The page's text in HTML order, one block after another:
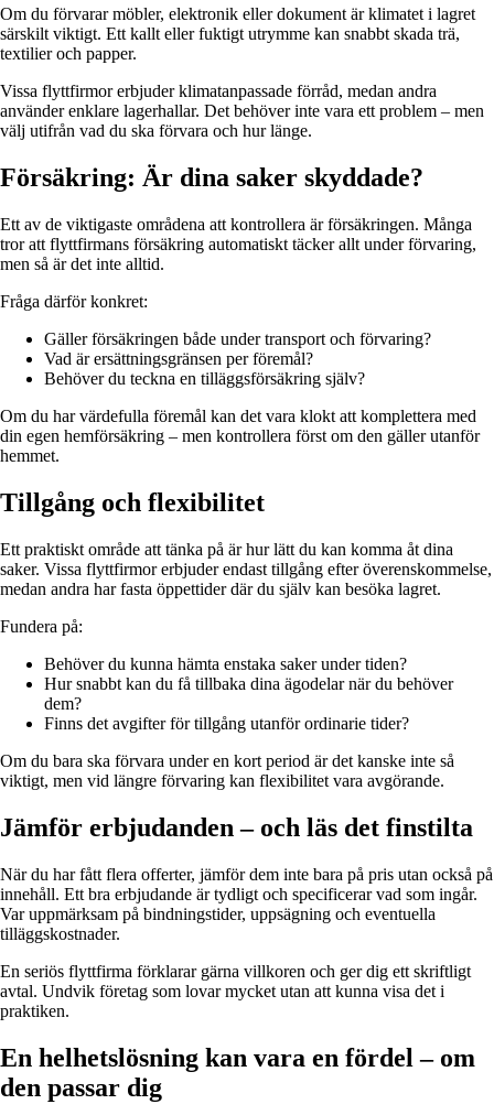
Om du förvarar möbler, elektronik eller dokument är klimatet i lagret
särskilt viktigt. Ett kallt eller fuktigt utrymme kan snabbt skada trä,
textilier och papper.
Vissa flyttfirmor erbjuder klimatanpassade förråd, medan andra
använder enklare lagerhallar. Det behöver inte vara ett problem – men
välj utifrån vad du ska förvara och hur länge.
Försäkring: Är dina saker skyddade?
Ett av de viktigaste områdena att kontrollera är försäkringen. Många
tror att flyttfirmans försäkring automatiskt täcker allt under förvaring,
men så är det inte alltid.
Fråga därför konkret:
Gäller försäkringen både under transport och förvaring?
Vad är ersättningsgränsen per föremål?
Behöver du teckna en tilläggsförsäkring själv?
Om du har värdefulla föremål kan det vara klokt att komplettera med
din egen hemförsäkring – men kontrollera först om den gäller utanför
hemmet.
Tillgång och flexibilitet
Ett praktiskt område att tänka på är hur lätt du kan komma åt dina
saker. Vissa flyttfirmor erbjuder endast tillgång efter överenskommelse,
medan andra har fasta öppettider där du själv kan besöka lagret.
Fundera på:
Behöver du kunna hämta enstaka saker under tiden?
Hur snabbt kan du få tillbaka dina ägodelar när du behöver
dem?
Finns det avgifter för tillgång utanför ordinarie tider?
Om du bara ska förvara under en kort period är det kanske inte så
viktigt, men vid längre förvaring kan flexibilitet vara avgörande.
Jämför erbjudanden – och läs det finstilta
När du har fått flera offerter, jämför dem inte bara på pris utan också på
innehåll. Ett bra erbjudande är tydligt och specificerar vad som ingår.
Var uppmärksam på bindningstider, uppsägning och eventuella
tilläggskostnader.
En seriös flyttfirma förklarar gärna villkoren och ger dig ett skriftligt
avtal. Undvik företag som lovar mycket utan att kunna visa det i
praktiken.
En helhetslösning kan vara en fördel – om
den passar dig